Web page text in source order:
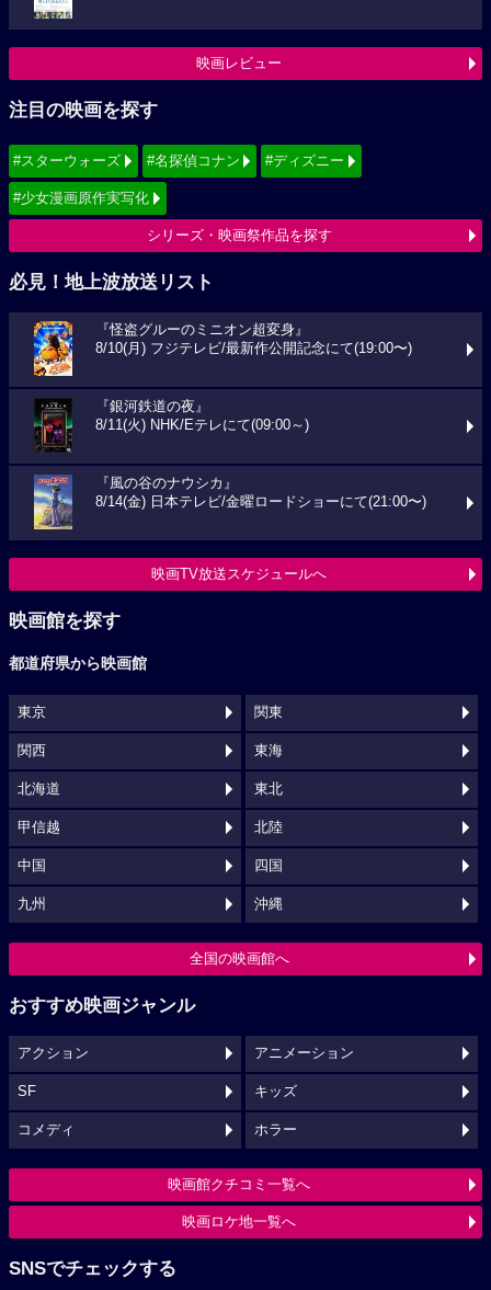
映画レビュー
注目の映画を探す
#スターウォーズ #名探偵コナン #ディズニー
#少女漫画原作実写化
シリーズ・映画祭作品を探す
必見！地上波放送リスト
『怪盗グルーのミニオン超変身』
8/10(月) フジテレビ/最新作公開記念にて(19:00〜)
『銀河鉄道の夜』
8/11(火) NHK/Eテレにて(09:00～)
『風の谷のナウシカ』
8/14(金) 日本テレビ/金曜ロードショーにて(21:00〜)
映画TV放送スケジュールへ
映画館を探す
都道府県から映画館
東京 関東
関西 東海
北海道 東北
甲信越 北陸
中国 四国
九州 沖縄
全国の映画館へ
おすすめ映画ジャンル
アクション アニメーション
SF キッズ
コメディ ホラー
映画館クチコミ一覧へ
映画ロケ地一覧へ
SNSでチェックする